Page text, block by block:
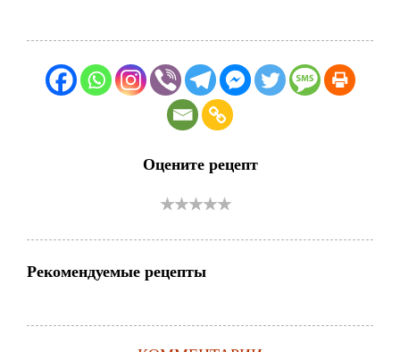
Оцените рецепт
Рекомендуемые рецепты